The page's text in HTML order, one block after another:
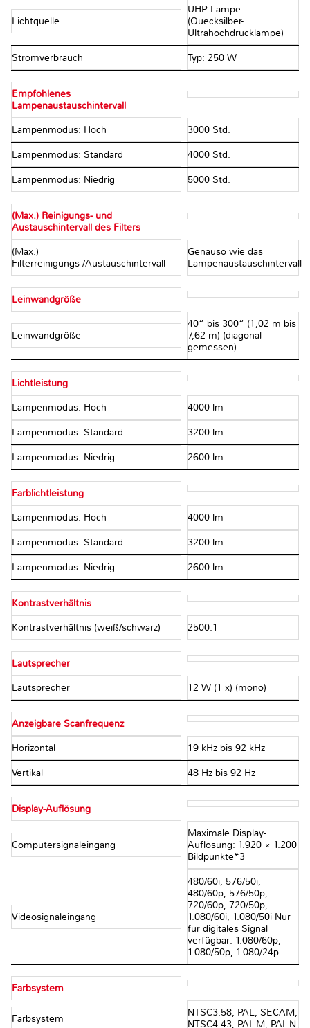
Lichtquelle
UHP-Lampe
(Quecksilber-
Ultrahochdrucklampe)
Stromverbrauch Typ: 250 W
Empfohlenes
Lampenaustauschintervall
Lampenmodus: Hoch 3000 Std.
Lampenmodus: Standard 4000 Std.
Lampenmodus: Niedrig 5000 Std.
(Max.) Reinigungs- und
Austauschintervall des Filters
(Max.)
Filterreinigungs-/Austauschintervall
Genauso wie das
Lampenaustauschintervall
Leinwandgröße
Leinwandgröße
40“ bis 300“ (1,02 m bis
7,62 m) (diagonal
gemessen)
Lichtleistung
Lampenmodus: Hoch 4000 lm
Lampenmodus: Standard 3200 lm
Lampenmodus: Niedrig 2600 lm
Farblichtleistung
Lampenmodus: Hoch 4000 lm
Lampenmodus: Standard 3200 lm
Lampenmodus: Niedrig 2600 lm
Kontrastverhältnis
Kontrastverhältnis (weiß/schwarz) 2500:1
Lautsprecher
Lautsprecher 12 W (1 x) (mono)
Anzeigbare Scanfrequenz
Horizontal 19 kHz bis 92 kHz
Vertikal 48 Hz bis 92 Hz
Display-Auflösung
Computersignaleingang
Maximale Display-
Auflösung: 1.920 × 1.200
Bildpunkte*3
Videosignaleingang
480/60i, 576/50i,
480/60p, 576/50p,
720/60p, 720/50p,
1.080/60i, 1.080/50i Nur
für digitales Signal
verfügbar: 1.080/60p,
1.080/50p, 1.080/24p
Farbsystem
Farbsystem
NTSC3.58, PAL, SECAM,
NTSC4.43, PAL-M, PAL-N